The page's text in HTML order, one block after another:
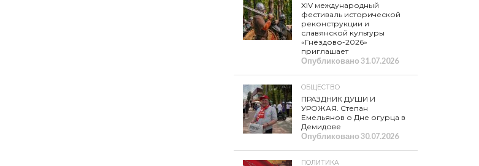
XIV международный
фестиваль исторической
реконструкции и
славянской культуры
«Гнёздово-2026»
приглашает
Опубликовано31.07.2026
ОБЩЕСТВО
ПРАЗДНИК ДУШИ И
УРОЖАЯ. Степан
Емельянов о Дне огурца в
Демидове
Опубликовано30.07.2026
ПОЛИТИКА